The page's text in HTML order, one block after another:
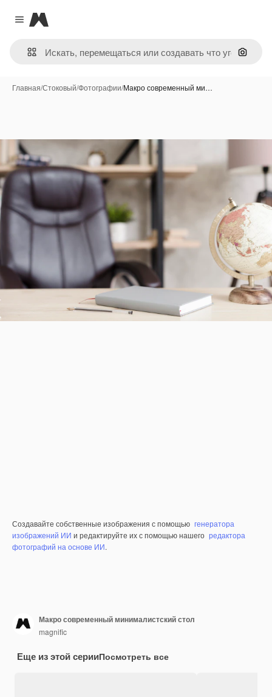
Close menu
Magnific
Поиск
Главная/Стоковый/Фотографии/Макро современный ми…
Создавайте собственные изображения с помощью генератора
изображений ИИ и редактируйте их с помощью нашего редактора
фотографий на основе ИИ.
Макро современный минималистский стол
magnific
Еще из этой серииПосмотреть все